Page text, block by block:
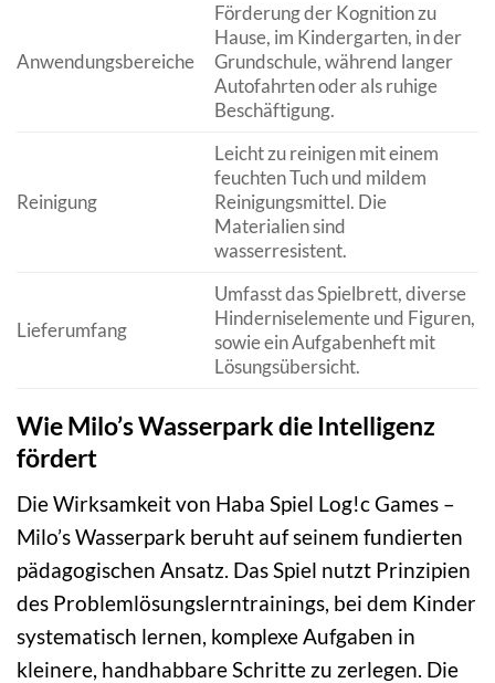
Anwendungsbereiche
Förderung der Kognition zu
Hause, im Kindergarten, in der
Grundschule, während langer
Autofahrten oder als ruhige
Beschäftigung.
Reinigung
Leicht zu reinigen mit einem
feuchten Tuch und mildem
Reinigungsmittel. Die
Materialien sind
wasserresistent.
Lieferumfang
Umfasst das Spielbrett, diverse
Hinderniselemente und Figuren,
sowie ein Aufgabenheft mit
Lösungsübersicht.
Wie Milo’s Wasserpark die Intelligenz
fördert
Die Wirksamkeit von Haba Spiel Log!c Games –
Milo’s Wasserpark beruht auf seinem fundierten
pädagogischen Ansatz. Das Spiel nutzt Prinzipien
des Problemlösungslerntrainings, bei dem Kinder
systematisch lernen, komplexe Aufgaben in
kleinere, handhabbare Schritte zu zerlegen. Die